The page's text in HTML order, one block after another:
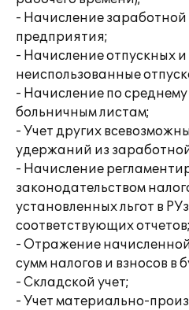
- Начисление
предприятия;
- Начисление отпускных
неиспользованные
- Начисление по
больничным листам;
- Учет других
удержаний из
- Начисление
законодательством
установленных льгот в
соответствующих отчетов;
- Отражение
сумм налогов и взносов в
- Складской учет;
- Учет материально-